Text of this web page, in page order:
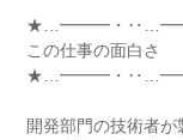
★…━━━・
この仕事の面白さ
★…━━━・
開発部門の技術者